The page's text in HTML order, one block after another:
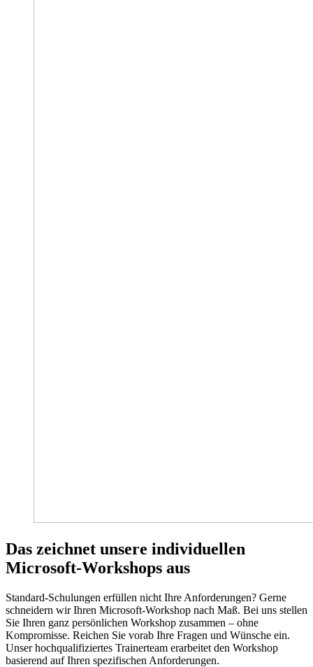
Das zeichnet unsere individuellen
Microsoft-Workshops aus
Standard-Schulungen erfüllen nicht Ihre Anforderungen? Gerne
schneidern wir Ihren Microsoft-Workshop nach Maß. Bei uns stellen
Sie Ihren ganz persönlichen Workshop zusammen – ohne
Kompromisse. Reichen Sie vorab Ihre Fragen und Wünsche ein.
Unser hochqualifiziertes Trainerteam erarbeitet den Workshop
basierend auf Ihren spezifischen Anforderungen.